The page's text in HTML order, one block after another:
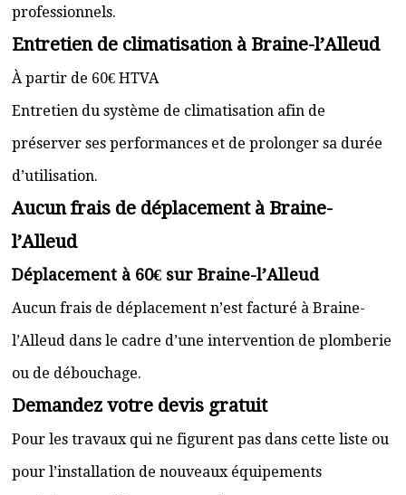
professionnels.
Entretien de climatisation à Braine-l’Alleud
À partir de 60€ HTVA
Entretien du système de climatisation afin de
préserver ses performances et de prolonger sa durée
d’utilisation.
Aucun frais de déplacement à Braine-
l’Alleud
Déplacement à 60€ sur Braine-l’Alleud
Aucun frais de déplacement n’est facturé à Braine-
l’Alleud dans le cadre d’une intervention de plomberie
ou de débouchage.
Demandez votre devis gratuit
Pour les travaux qui ne figurent pas dans cette liste ou
pour l’installation de nouveaux équipements